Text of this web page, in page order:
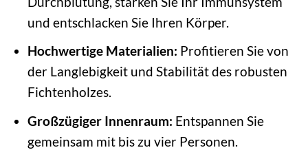
und entschlacken Sie Ihren Körper.
Hochwertige Materialien: Profitieren Sie von
der Langlebigkeit und Stabilität des robusten
Fichtenholzes.
Großzügiger Innenraum: Entspannen Sie
gemeinsam mit bis zu vier Personen.